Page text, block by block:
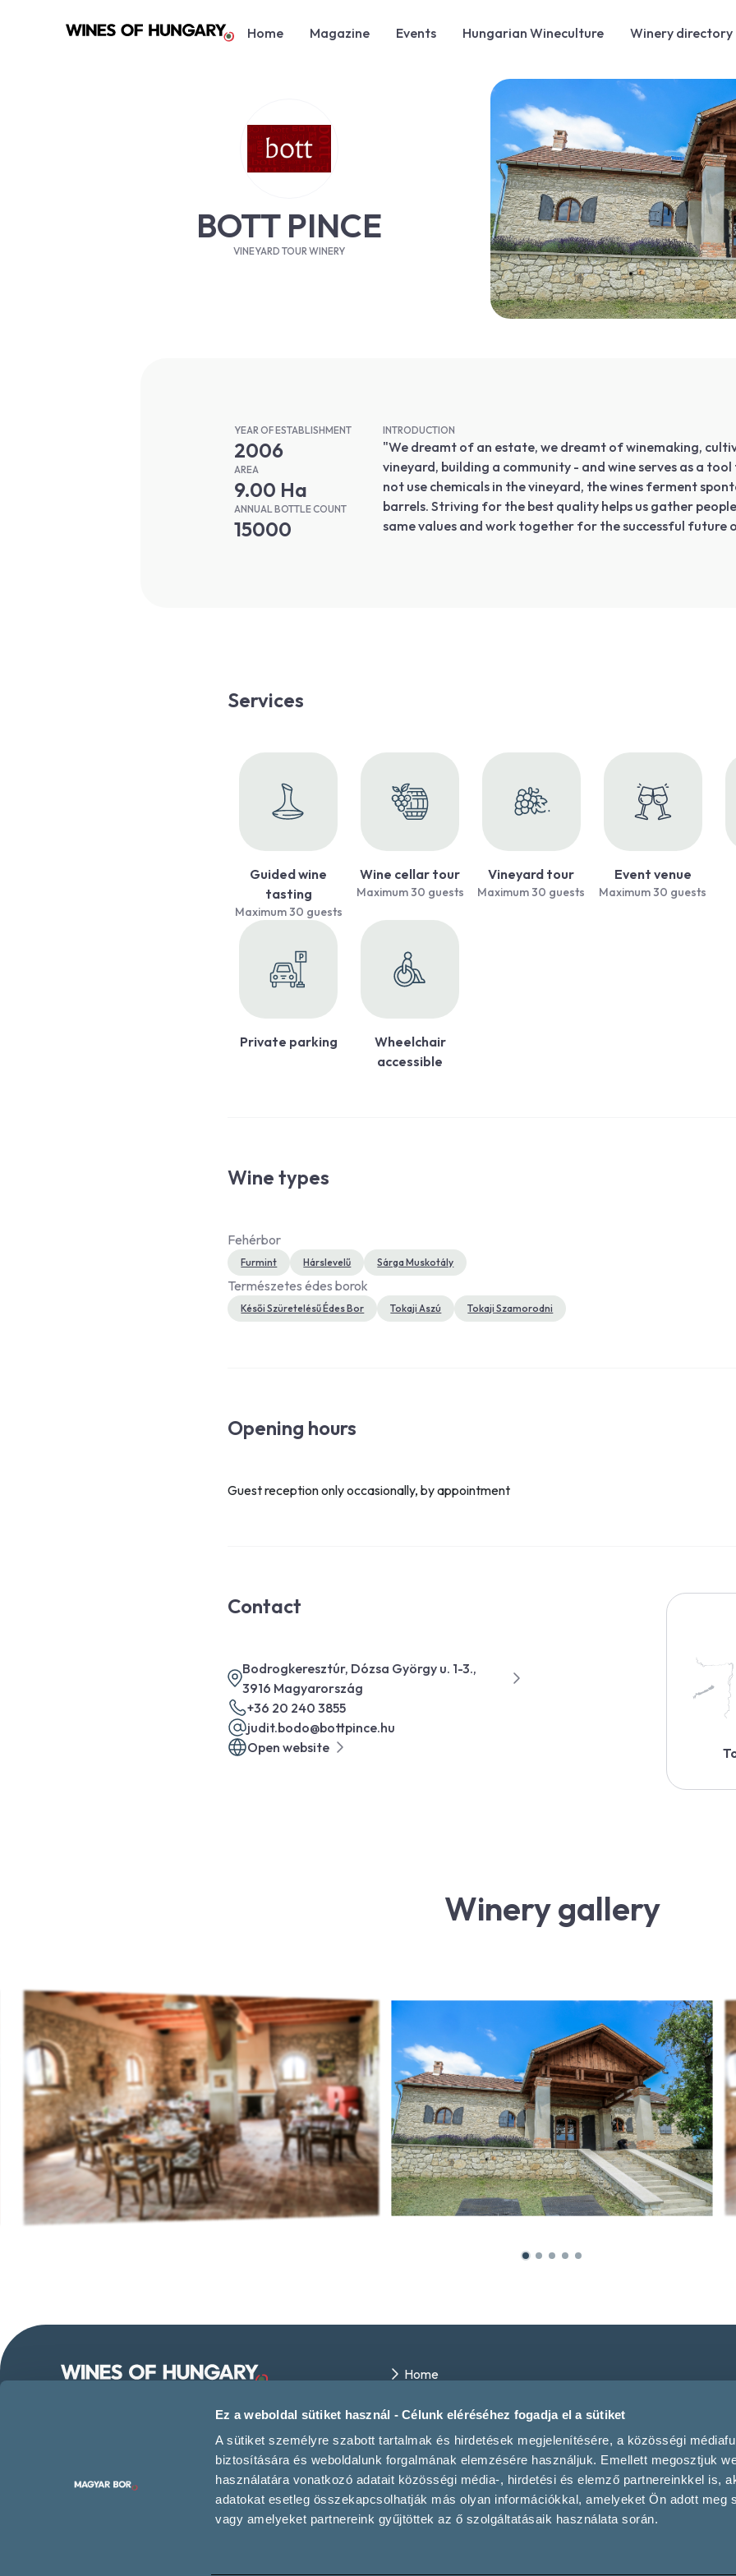
Ez a weboldal sütiket használ - Célunk eléréséhez fogadja el a sütiket
A sütiket személyre szabott tartalmak és hirdetések megjelenítésére, a közösségi
biztosítására és weboldalunk forgalmának elemzésére használjuk. Emellett megosztjuk
használatára vonatkozó adatait közösségi média-, hirdetési és elemző partnereinkkel is,
adatokat esetleg összekapcsolhatják más olyan információkkal, amelyeket Ön adott meg
vagy amelyeket partnereink gyűjtöttek az ő szolgáltatásaik használata során.
Home Magazine Events Hungarian Wineculture Winery directory
BOTT PINCE
VINEYARD TOUR WINERY
YEAR OF ESTABLISHMENT
2006
AREA
9.00 Ha
ANNUAL BOTTLE COUNT
15000
INTRODUCTION
"We dreamt of an estate, we dreamt of winemaking,
vineyard, building a community - and wine serves as a
not use chemicals in the vineyard, the wines ferment
barrels. Striving for the best quality helps us gather
same values and work together for the successful future
Services
Guided wine
tasting
Maximum 30 guests
Wine cellar tour
Maximum 30 guests
Vineyard tour
Maximum 30 guests
Event venue
Maximum 30 guests
Private parking
Wheelchair
accessible
Wine types
Fehérbor
Furmint Hárslevelű Sárga Muskotály
Természetes édes borok
Késői Szüretelésű Édes Bor Tokaji Aszú Tokaji Szamorodni
Opening hours
Guest reception only occasionally, by appointment
Contact
Bodrogkeresztúr, Dózsa György u. 1-3.,
3916 Magyarország
+36 20 240 3855
judit.bodo@bottpince.hu
Open website
Winery gallery
Follow us on our social
Home
Events
Contact us
Magazine